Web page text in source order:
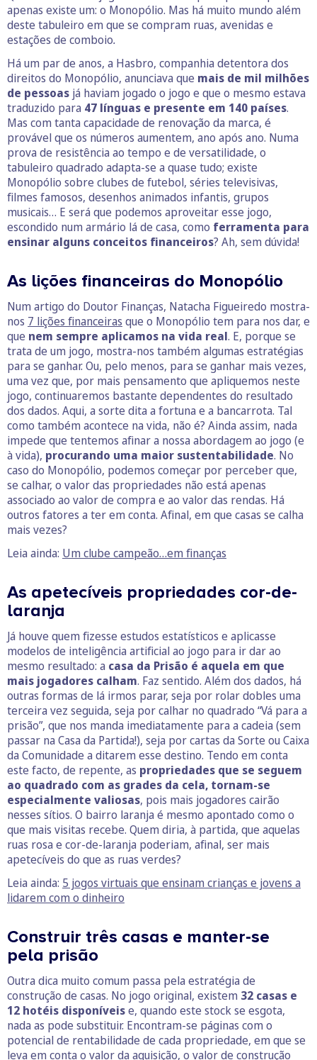
apenas existe um: o Monopólio. Mas há muito mundo além
deste tabuleiro em que se compram ruas, avenidas e
estações de comboio.
Há um par de anos, a Hasbro, companhia detentora dos
direitos do Monopólio, anunciava que mais de mil milhões
de pessoas já haviam jogado o jogo e que o mesmo estava
traduzido para 47 línguas e presente em 140 países.
Mas com tanta capacidade de renovação da marca, é
provável que os números aumentem, ano após ano. Numa
prova de resistência ao tempo e de versatilidade, o
tabuleiro quadrado adapta-se a quase tudo; existe
Monopólio sobre clubes de futebol, séries televisivas,
filmes famosos, desenhos animados infantis, grupos
musicais… E será que podemos aproveitar esse jogo,
escondido num armário lá de casa, como ferramenta para
ensinar alguns conceitos financeiros? Ah, sem dúvida!
As lições financeiras do Monopólio
Num artigo do Doutor Finanças, Natacha Figueiredo mostra-
nos 7 lições financeiras que o Monopólio tem para nos dar, e
que nem sempre aplicamos na vida real. E, porque se
trata de um jogo, mostra-nos também algumas estratégias
para se ganhar. Ou, pelo menos, para se ganhar mais vezes,
uma vez que, por mais pensamento que apliquemos neste
jogo, continuaremos bastante dependentes do resultado
dos dados. Aqui, a sorte dita a fortuna e a bancarrota. Tal
como também acontece na vida, não é? Ainda assim, nada
impede que tentemos afinar a nossa abordagem ao jogo (e
à vida), procurando uma maior sustentabilidade. No
caso do Monopólio, podemos começar por perceber que,
se calhar, o valor das propriedades não está apenas
associado ao valor de compra e ao valor das rendas. Há
outros fatores a ter em conta. Afinal, em que casas se calha
mais vezes?
Leia ainda: Um clube campeão…em finanças
As apetecíveis propriedades cor-de-
laranja
Já houve quem fizesse estudos estatísticos e aplicasse
modelos de inteligência artificial ao jogo para ir dar ao
mesmo resultado: a casa da Prisão é aquela em que
mais jogadores calham. Faz sentido. Além dos dados, há
outras formas de lá irmos parar, seja por rolar dobles uma
terceira vez seguida, seja por calhar no quadrado “Vá para a
prisão”, que nos manda imediatamente para a cadeia (sem
passar na Casa da Partida!), seja por cartas da Sorte ou Caixa
da Comunidade a ditarem esse destino. Tendo em conta
este facto, de repente, as propriedades que se seguem
ao quadrado com as grades da cela, tornam-se
especialmente valiosas, pois mais jogadores cairão
nesses sítios. O bairro laranja é mesmo apontado como o
que mais visitas recebe. Quem diria, à partida, que aquelas
ruas rosa e cor-de-laranja poderiam, afinal, ser mais
apetecíveis do que as ruas verdes?
Leia ainda: 5 jogos virtuais que ensinam crianças e jovens a
lidarem com o dinheiro
Construir três casas e manter-se
pela prisão
Outra dica muito comum passa pela estratégia de
construção de casas. No jogo original, existem 32 casas e
12 hotéis disponíveise, quando este stock se esgota,
nada as pode substituir. Encontram-se páginas com o
potencial de rentabilidade de cada propriedade, em que se
leva em conta o valor da aquisição, o valor de construção